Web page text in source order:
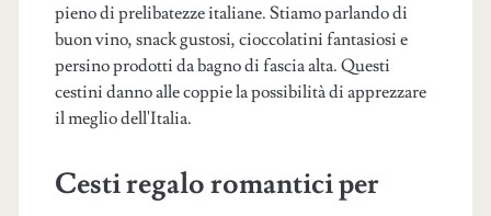
pieno di prelibatezze italiane. Stiamo parlando di
buon vino, snack gustosi, cioccolatini fantasiosi e
persino prodotti da bagno di fascia alta. Questi
cestini danno alle coppie la possibilità di apprezzare
il meglio dell'Italia.
Cesti regalo romantici per